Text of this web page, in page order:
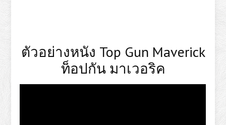
ตัวอย่างหนัง Top Gun Maverick
ท็อปกัน มาเวอริค